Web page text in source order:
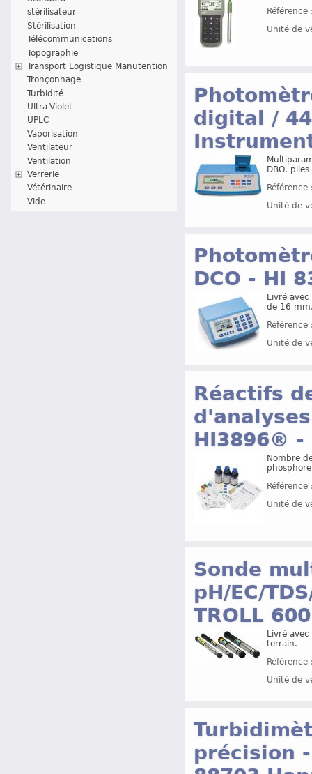
stérilisateur
Stérilisation
Télécommunications
Topographie
Transport Logistique Manutention
Tronçonnage
Turbidité
Ultra-Violet
UPLC
Vaporisation
Ventilateur
Ventilation
Verrerie
Vétérinaire
Vide
Unité de
digital /
DBO,
Unité de
DCO - HI
Livré
de 16
Unité de
Réactifs
HI3896® -
Nombre
Unité de
Sonde
pH/EC/
TROLL 600
Livré
terrain.
Unité de
précision